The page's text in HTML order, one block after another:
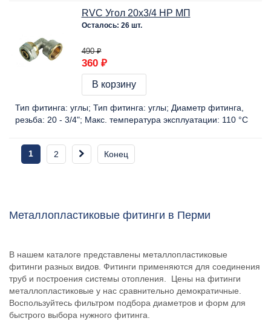
RVC Угол 20х3/4 НР МП
Осталось: 26 шт.
490 ₽
360 ₽
В корзину
Тип фитинга: углы Тип фитинга: углы
Диаметр фитинга,
резьба: 20 - 3/4" Макс. температура эксплуатации: 110 °C
1 2 Конец
Металлопластиковые фитинги в Перми
В нашем каталоге представлены металлопластиковые
фитинги разных видов. Фитинги применяются для соединения
труб и построения системы отопления. Цены на фитинги
металлопластиковые у нас сравнительно демократичные.
Воспользуйтесь фильтром подбора диаметров и форм для
быстрого выбора нужного фитинга.